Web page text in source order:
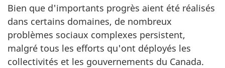
Bien que d'importants progrès aient été réalisés
dans certains domaines, de nombreux
problèmes sociaux complexes persistent,
malgré tous les efforts qu'ont déployés les
collectivités et les gouvernements du Canada.